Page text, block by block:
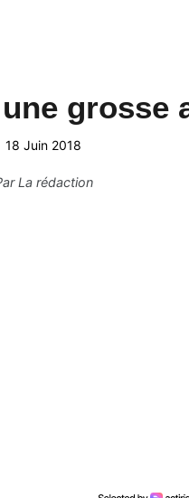
grosse
18 Juin 2018
La rédaction